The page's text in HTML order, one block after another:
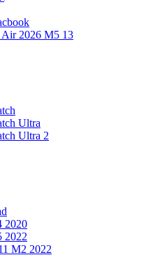
2026 M5 13
Ultra
Ultra 2
2020
2022
M2 2022